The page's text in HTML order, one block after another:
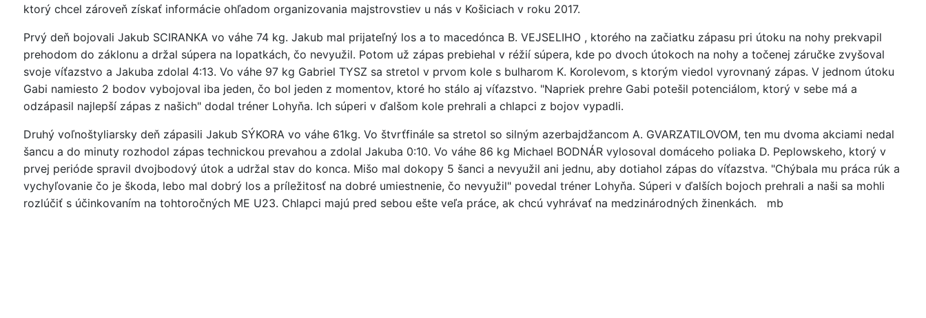
ktorý chcel zároveň získať informácie ohľadom organizovania majstrovstiev u nás v Košiciach v roku 2017.
Prvý deň bojovali Jakub SCIRANKA vo váhe 74 kg. Jakub mal prijateľný los a to macedónca B. VEJSELIHO , ktorého na začiatku zápasu pri útoku na nohy prekvapil
prehodom do záklonu a držal súpera na lopatkách, čo nevyužil. Potom už zápas prebiehal v réžií súpera, kde po dvoch útokoch na nohy a točenej záručke zvyšoval
svoje víťazstvo a Jakuba zdolal 4:13. Vo váhe 97 kg Gabriel TYSZ sa stretol v prvom kole s bulharom K. Korolevom, s ktorým viedol vyrovnaný zápas. V jednom útoku
Gabi namiesto 2 bodov vybojoval iba jeden, čo bol jeden z momentov, ktoré ho stálo aj víťazstvo. "Napriek prehre Gabi potešil potenciálom, ktorý v sebe má a
odzápasil najlepší zápas z našich" dodal tréner Lohyňa. Ich súperi v ďalšom kole prehrali a chlapci z bojov vypadli.
Druhý voľnoštyliarsky deň zápasili Jakub SÝKORA vo váhe 61kg. Vo štvrťfinále sa stretol so silným azerbajdžancom A. GVARZATILOVOM, ten mu dvoma akciami nedal
šancu a do minuty rozhodol zápas technickou prevahou a zdolal Jakuba 0:10. Vo váhe 86 kg Michael BODNÁR vylosoval domáceho poliaka D. Peplowskeho, ktorý v
prvej perióde spravil dvojbodový útok a udržal stav do konca. Mišo mal dokopy 5 šanci a nevyužil ani jednu, aby dotiahol zápas do víťazstva. "Chýbala mu práca rúk a
vychyľovanie čo je škoda, lebo mal dobrý los a príležitosť na dobré umiestnenie, čo nevyužil" povedal tréner Lohyňa. Súperi v ďalších bojoch prehrali a naši sa mohli
rozlúčiť s účinkovaním na tohtoročných ME U23. Chlapci majú pred sebou ešte veľa práce, ak chcú vyhrávať na medzinárodných žinenkách. mb